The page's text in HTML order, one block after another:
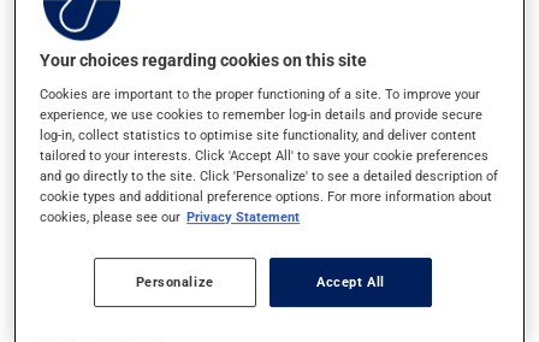
il peut provoquer de la fièvre;
il peut causer des douleurs musculaires;
il peut provoquer de la rougeur locale.
Chaque personne peut réagir différemment à un
traitement. Si vous croyez que ce produit est la cause
d'un problème qui vous incommode, qu'il soit
mentionné ici ou non, discutez-en avec votre
professionnel(le) de la santé. Il ou elle peut vous aider
à déterminer si votre traitement en est effectivement la
cause et, au besoin, vous aider à bien gérer la situation.
Your choices regarding cookies on this site
Cookies are important to the proper functioning of a site. To improve your
experience, we use cookies to remember log-in details and provide secure
log-in, collect statistics to optimise site functionality, and deliver content
tailored to your interests. Click 'Accept All' to save your cookie preferences
and go directly to the site. Click 'Personalize' to see a detailed description of
cookie types and additional preference options. For more information about
cookies, please see our Privacy Statement
Personalize Accept All